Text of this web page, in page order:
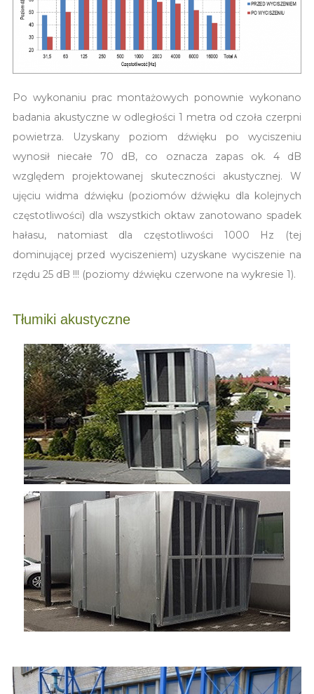
Po wykonaniu prac montażowych ponownie wykonano
badania akustyczne w odległości 1 metra od czoła czerpni
powietrza. Uzyskany poziom dźwięku po wyciszeniu
wynosił niecałe 70 dB, co oznacza zapas ok. 4 dB
względem projektowanej skuteczności akustycznej. W
ujęciu widma dźwięku (poziomów dźwięku dla kolejnych
częstotliwości) dla wszystkich oktaw zanotowano spadek
hałasu, natomiast dla częstotliwości 1000 Hz (tej
dominującej przed wyciszeniem) uzyskane wyciszenie na
rzędu 25 dB !!! (poziomy dźwięku czerwone na wykresie 1).
Tłumiki akustyczne